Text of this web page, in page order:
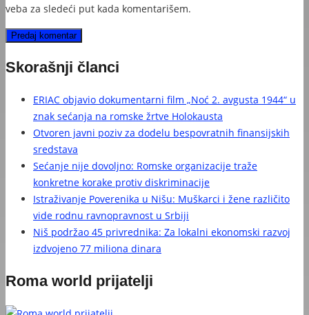
veba za sledeći put kada komentarišem.
Skorašnji članci
ERIAC objavio dokumentarni film „Noć 2. avgusta 1944“ u
znak sećanja na romske žrtve Holokausta
Otvoren javni poziv za dodelu bespovratnih finansijskih
sredstava
Sećanje nije dovoljno: Romske organizacije traže
konkretne korake protiv diskriminacije
Istraživanje Poverenika u Nišu: Muškarci i žene različito
vide rodnu ravnopravnost u Srbiji
Niš podržao 45 privrednika: Za lokalni ekonomski razvoj
izdvojeno 77 miliona dinara
Roma world prijatelji